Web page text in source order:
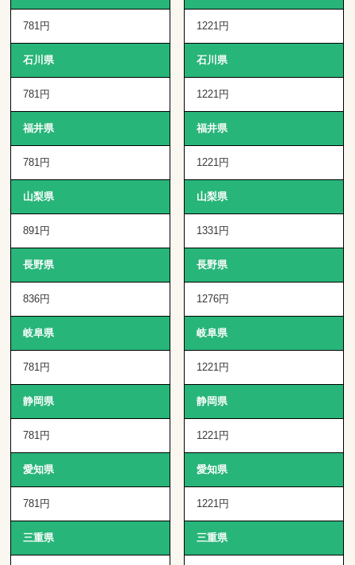
781円
石川県
781円
福井県
781円
山梨県
891円
長野県
836円
岐阜県
781円
静岡県
781円
愛知県
781円
三重県
1221円
石川県
1221円
福井県
1221円
山梨県
1331円
長野県
1276円
岐阜県
1221円
静岡県
1221円
愛知県
1221円
三重県